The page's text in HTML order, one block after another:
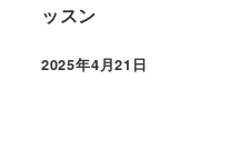
ッスン
2025年4月21日